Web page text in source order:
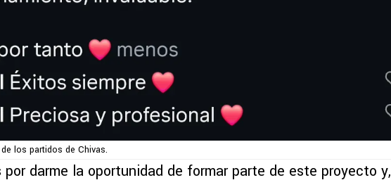
los partidos de Chivas.
por darme la oportunidad de formar parte de este proyecto y,